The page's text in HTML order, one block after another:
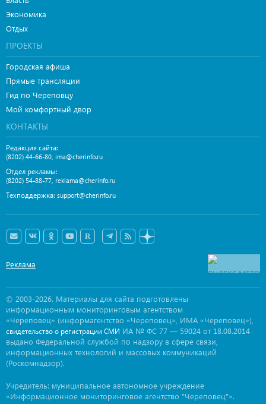
Экономика
Отдых
ПРОЕКТЫ
Городская афиша
Прямые трансляции
Гид по Череповцу
Мой комфортный двор
КОНТАКТЫ
Редакция сайта:
(8202) 44-66-80, ima@cherinfo.ru
Отдел рекламы:
(8202) 54-88-77, reklama@cherinfo.ru
Техподдержка: support@cherinfo.ru
Реклама
© 2003-2026. Материалы для сайта подготовлены
информационным мониторинговым агентством
«Череповец» (информагентство «Череповец», ИМА «Череповец»),
свидетельство о регистрации СМИ ИА № ФС 77 — 59024 от 18.08.2014
выдано Федеральной службой по надзору в сфере связи,
информационных технологий и массовых коммуникаций
(Роскомнадзор).
Учредитель: муниципальное автономное учреждение
«Информационное мониторинговое агентство "Череповец"».